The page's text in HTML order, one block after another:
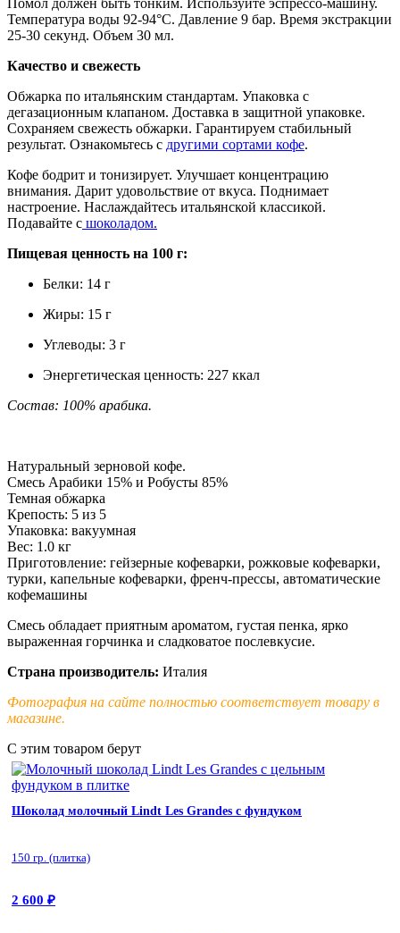
Температура воды 92-94°C. Давление 9 бар. Время экстракции
25-30 секунд. Объем 30 мл.
Качество и свежесть
Обжарка по итальянским стандартам. Упаковка с
дегазационным клапаном. Доставка в защитной упаковке.
Сохраняем свежесть обжарки. Гарантируем стабильный
результат. Ознакомьтесь с другими сортами кофе.
Кофе бодрит и тонизирует. Улучшает концентрацию
внимания. Дарит удовольствие от вкуса. Поднимает
настроение. Наслаждайтесь итальянской классикой.
Подавайте с шоколадом.
Пищевая ценность на 100 г:
Белки: 14 г
Жиры: 15 г
Углеводы: 3 г
Энергетическая ценность: 227 ккал
Состав: 100% арабика.
Натуральный зерновой кофе.
Смесь Арабики 15% и Робусты 85%
Темная обжарка
Крепость: 5 из 5
Упаковка: вакуумная
Вес: 1.0 кг
Приготовление: гейзерные кофеварки, рожковые кофеварки,
турки, капельные кофеварки, френч-прессы, автоматические
кофемашины
Смесь обладает приятным ароматом, густая пенка, ярко
выраженная горчинка и сладковатое послевкусие.
Страна производитель: Италия
Фотография на сайте полностью соответствует товару в
магазине.
С этим товаром берут
Шоколад молочный Lindt Les Grandes с фундуком
150 гр. (плитка)
2 600 ₽